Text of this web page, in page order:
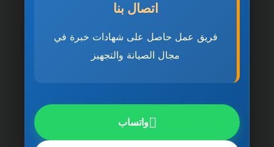
الشارقة 0501270935
ضمان مدى الحياة
تركيب سيراميك في الشارقة 0501270935
ضمان مدى الحياة من أهم الجهات المتخصصة
في أعمال التشطيب الداخلي والخارجي، حيث
اتصال بنا
فريق عمل حاصل على شهادات خبرة في
مجال الصيانة والتجهيز
واتساب